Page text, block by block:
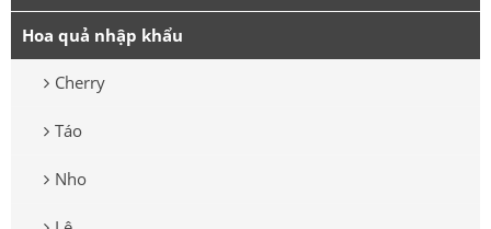
Hoa quả nhập khẩu
Cherry
Táo
Nho